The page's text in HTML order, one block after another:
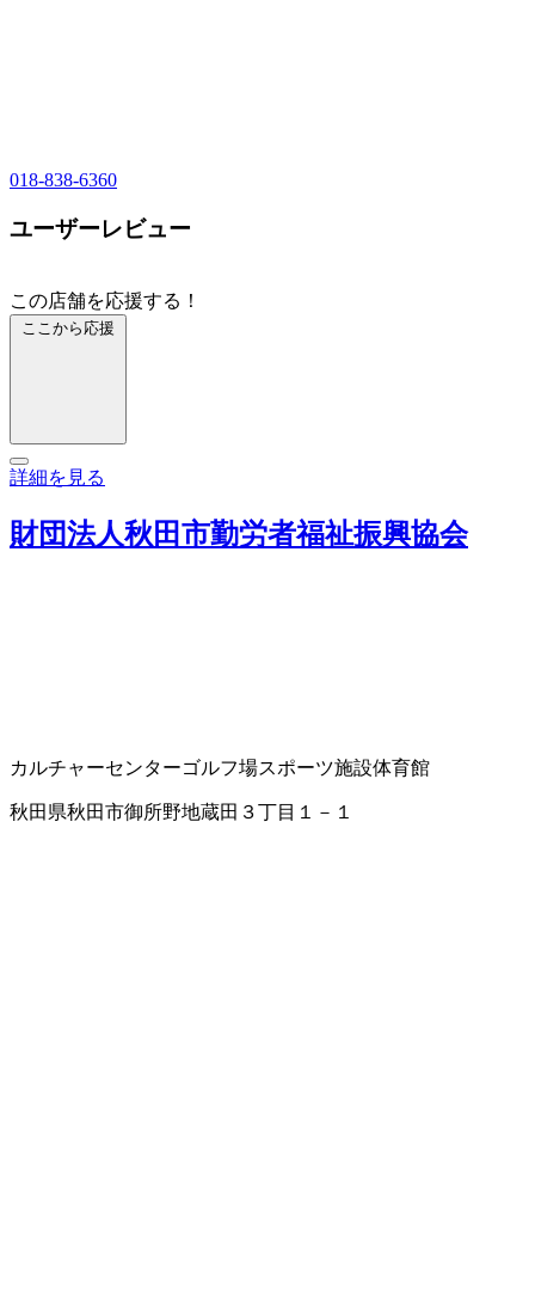
018-838-6360
ユーザーレビュー
この店舗を応援する！
ここから応援
詳細を見る
財団法人秋田市勤労者福祉振興協会
カルチャーセンターゴルフ場スポーツ施設体育館
秋田県秋田市御所野地蔵田３丁目１－１